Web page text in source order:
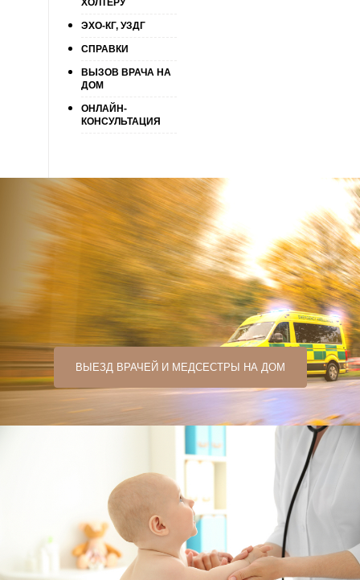
ХОЛТЕРУ
ЭХО-КГ, УЗДГ
СПРАВКИ
ВЫЗОВ ВРАЧА НА
ДОМ
ОНЛАЙН-
КОНСУЛЬТАЦИЯ
ВЫЕЗД ВРАЧЕЙ И МЕДСЕСТРЫ НА ДОМ